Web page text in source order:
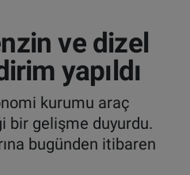
ve dizel
yapıldı
kurumu araç
bir gelişme duyurdu.
bugünden itibaren
ve Fikstür